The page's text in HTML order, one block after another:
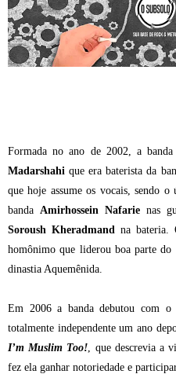
Formada no ano de 2002, a
Madarshahique era baterista da
que hoje assume os vocais, sendo
banda Amirhossein Nafarie nas
Soroush Kheradmand
na bateria.
homônimo que liderou boa parte
dinastia Aquemênida.
Em 2006 a banda debutou com
totalmente independente um ano
I’m Muslim Too! , que descrevia a
fez ela ganhar notoriedade e